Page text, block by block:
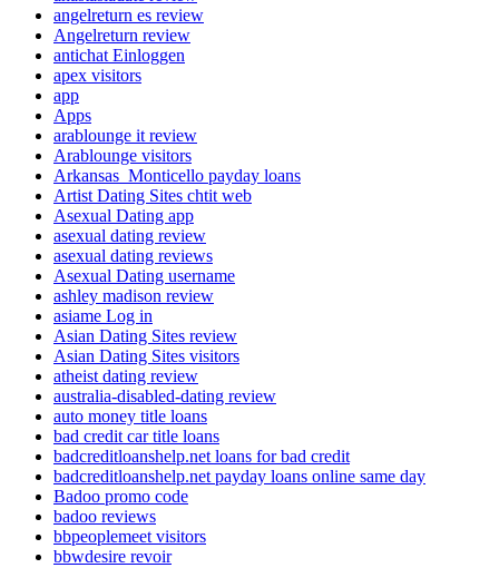
angelreturn es review
Angelreturn review
antichat Einloggen
apex visitors
app
Apps
arablounge it review
Arablounge visitors
Arkansas_Monticello payday loans
Artist Dating Sites chtit web
Asexual Dating app
asexual dating review
asexual dating reviews
Asexual Dating username
ashley madison review
asiame Log in
Asian Dating Sites review
Asian Dating Sites visitors
atheist dating review
australia-disabled-dating review
auto money title loans
bad credit car title loans
badcreditloanshelp.net loans for bad credit
badcreditloanshelp.net payday loans online same day
Badoo promo code
badoo reviews
bbpeoplemeet visitors
bbwdesire revoir